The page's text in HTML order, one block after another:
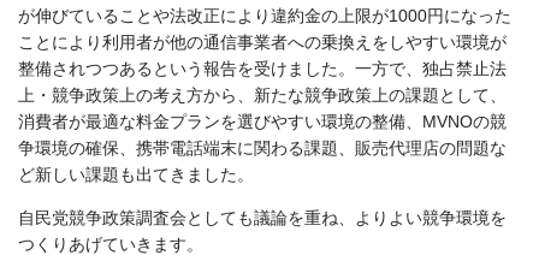
が伸びていることや法改正により違約金の上限が1000円になった
ことにより利用者が他の通信事業者への乗換えをしやすい環境が
整備されつつあるという報告を受けました。一方で、独占禁止法
上・競争政策上の考え方から、新たな競争政策上の課題として、
消費者が最適な料金プランを選びやすい環境の整備、MVNOの競
争環境の確保、携帯電話端末に関わる課題、販売代理店の問題な
ど新しい課題も出てきました。
自民党競争政策調査会としても議論を重ね、よりよい競争環境を
つくりあげていきます。